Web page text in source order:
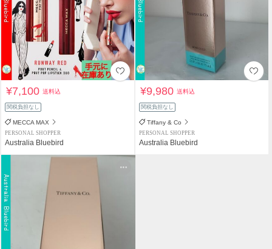
¥7,100送料込
関税負担なし
MECCA MAX
PERSONAL SHOPPER
Australia Bluebird
¥9,980送料込
関税負担なし
Tiffany & Co
PERSONAL SHOPPER
Australia Bluebird